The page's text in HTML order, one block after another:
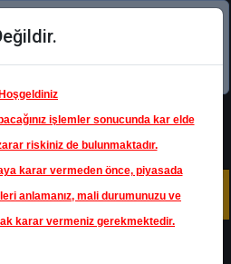
indirin!
Hoşgeldiniz
işlemler sonucunda kar elde
riskiniz de bulunmaktadır.
karar vermeden önce, piyasada
anlamanız, mali durumunuzu ve
karar vermeniz gerekmektedir.